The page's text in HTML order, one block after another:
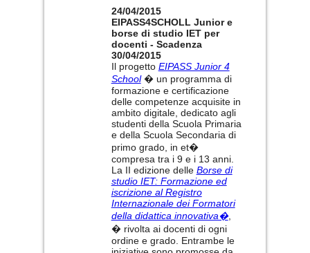
24/04/2015
EIPASS4SCHOLL Junior e
borse di studio IET per
docenti - Scadenza
30/04/2015
Il progetto EIPASS Junior 4
School� un programma di
formazione e certificazione
delle competenze acquisite in
ambito digitale, dedicato agli
studenti della Scuola Primaria
e della Scuola Secondaria di
primo grado, in et�
compresa tra i 9 e i 13 anni.
La II edizione delle Borse di
studio IET: Formazione ed
iscrizione al Registro
Internazionale dei Formatori
della didattica innovativa�,
� rivolta ai docenti di ogni
ordine e grado. Entrambe le